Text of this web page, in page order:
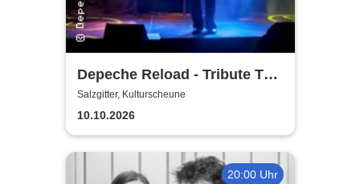
Depeche Reload - Tribute To
Depeche Mode
Salzgitter, Kulturscheune
10.10.2026
20:00 Uhr